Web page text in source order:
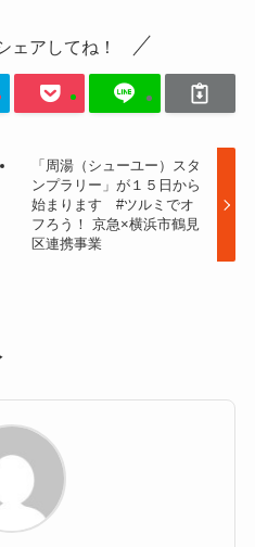
ェアしてね！
「周湯（シューユー）スタ
ンプラリー」が１５日から
始まります #ツルミでオ
フろう！ 京急×横浜市鶴見
区連携事業